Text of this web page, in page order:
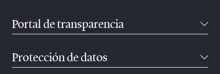
Portal de transparencia
Protección de datos